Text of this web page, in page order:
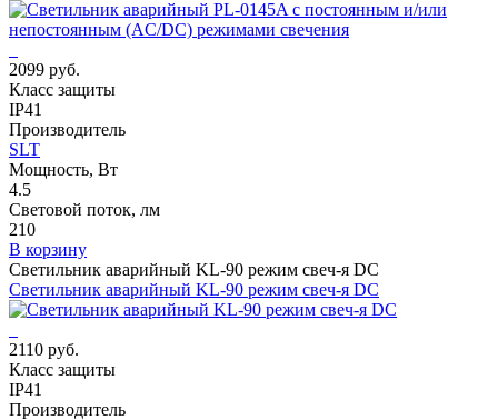
2099 руб.
Класс защиты
IP41
Производитель
SLT
Мощность, Вт
4.5
Световой поток, лм
210
В корзину
Светильник аварийный KL-90 режим свеч-я DC
Светильник аварийный KL-90 режим свеч-я DC
2110 руб.
Класс защиты
IP41
Производитель